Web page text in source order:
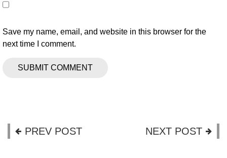
Save my name, email, and website in this browser for the
next time I comment.
PREV POST NEXT POST